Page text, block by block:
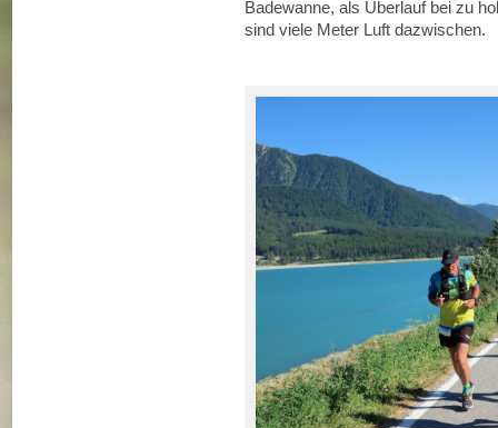
Badewanne, als Überlauf bei zu
sind viele Meter Luft dazwischen.